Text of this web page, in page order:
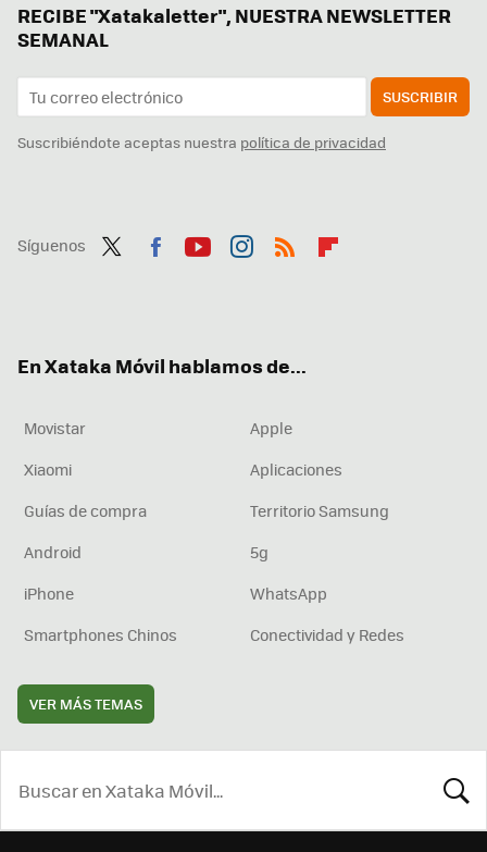
RECIBE "Xatakaletter", NUESTRA NEWSLETTER
SEMANAL
SUSCRIBIR
Suscribiéndote aceptas nuestra política de privacidad
Síguenos
En Xataka Móvil hablamos de...
Movistar
Apple
Xiaomi
Aplicaciones
Guías de compra
Territorio Samsung
Android
5g
iPhone
WhatsApp
Smartphones Chinos
Conectividad y Redes
VER MÁS TEMAS